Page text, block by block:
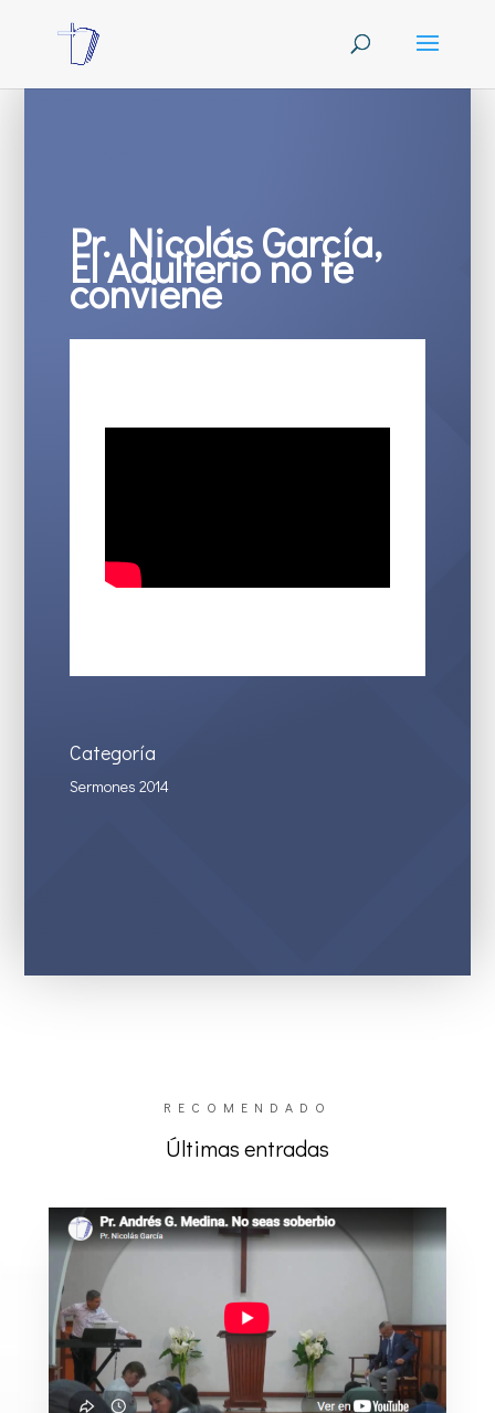
Pr. Nicolás García,
El Adulterio no te
conviene
Categoría
Sermones 2014
RECOMENDADO
Últimas entradas